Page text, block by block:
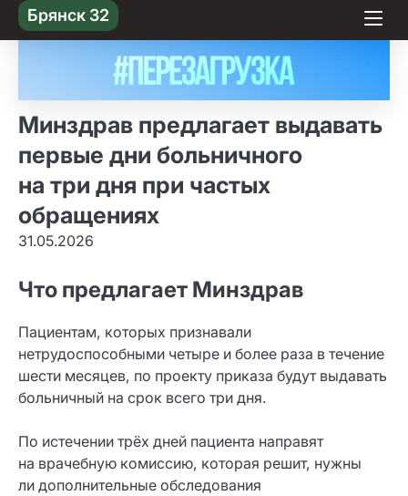
Skip
to content
Брянск 32
Минздрав предлагает выдавать
первые дни больничного
на три дня при частых
обращениях
31.05.2026
Что предлагает Минздрав
Пациентам, которых признавали
нетрудоспособными четыре и более раза в течение
шести месяцев, по проекту приказа будут выдавать
больничный на срок всего три дня.
По истечении трёх дней пациента направят
на врачебную комиссию, которая решит, нужны
ли дополнительные обследования